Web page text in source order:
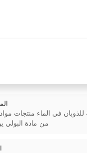
من مادة البولي